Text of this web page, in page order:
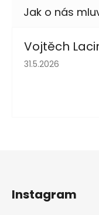
Vojtěch
Hodnocení
31.5.2026
Instagram